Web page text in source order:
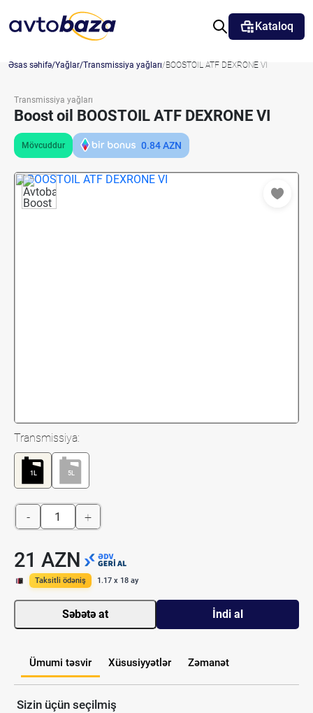
Kataloq
Əsas səhifə Yağlar Transmissiya yağları BOOSTOIL ATF DEXRONE VI
Transmissiya yağları
Boost oil BOOSTOIL ATF DEXRONE VI
Mövcuddur 0.84AZN
Transmissiya:
1L 5L
- +
21 AZN
Taksitli ödəniş 1.17 x 18 ay
Səbətə at İndi al
Ümumi təsvir Xüsusiyyətlər Zəmanət
Sizin üçün seçilmiş